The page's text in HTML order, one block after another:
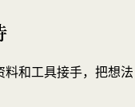
料和工具接手，把想法